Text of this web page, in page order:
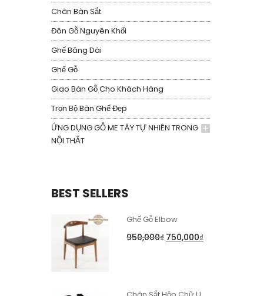
Chân Bàn Sắt
Đôn Gỗ Nguyên Khối
Ghế Băng Dài
Ghế Gỗ
Giao Bàn Gỗ Cho Khách Hàng
Trọn Bộ Bàn Ghế Đẹp
ỨNG DỤNG GỖ ME TÂY TỰ NHIÊN TRONG
NỘI THẤT
BEST SELLERS
Ghế Gỗ Elbow
950,000₫ 750,000₫